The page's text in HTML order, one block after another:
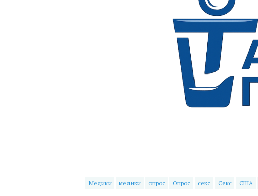
Медики медики опрос Опрос секс Секс США